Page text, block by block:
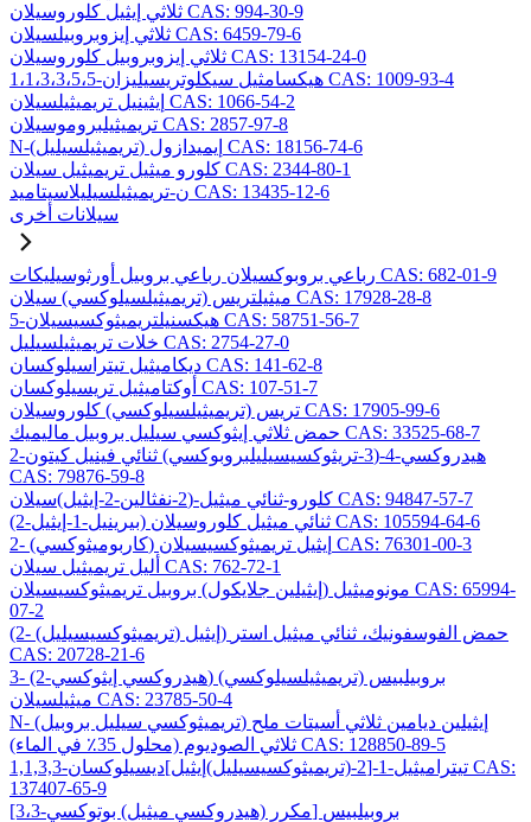
ثلاثي إيثيل كلوروسيلان CAS: 994-30-9
ثلاثي إيزوبروبيلسيلان CAS: 6459-79-6
ثلاثي إيزوبروبيل كلوروسيلان CAS: 13154-24-0
1،1،3،3،5،5-هيكسامثيل سيكلوتريسيليزان CAS: 1009-93-4
إيثينيل تريميثيلسيلان CAS: 1066-54-2
تريميثيلبروموسيلان CAS: 2857-97-8
N-(تريميثيلسيليل) إيميدازول CAS: 18156-74-6
كلورو ميثيل تريميثيل سيلان CAS: 2344-80-1
ن-تريميثيلسيليلاسيتاميد CAS: 13435-12-6
سيلانات أخرى
رباعي بروبوكسيلان رباعي بروبيل أورثوسيليكات CAS: 682-01-9
ميثيلتريس (تريميثيلسيلوكسي) سيلان CAS: 17928-28-8
5-هيكسنيلتريميثوكسيسيلان CAS: 58751-56-7
خلات تريميثيلسيليل CAS: 2754-27-0
ديكاميثيل تيتراسيلوكسان CAS: 141-62-8
أوكتاميثيل تريسيلوكسان CAS: 107-51-7
تريس (تريميثيلسيلوكسي) كلوروسيلان CAS: 17905-99-6
حمض ثلاثي إيثوكسي سيليل بروبيل ماليميك CAS: 33525-68-7
2-هيدروكسي-4-(3-تريثوكسيسيليلبروبوكسي) ثنائي فينيل كيتون
CAS: 79876-59-8
كلورو-ثنائي ميثيل-(2-نفثالين-2-إيثيل)سيلان CAS: 94847-57-7
(2-بيرينيل-1-إيثيل) ثنائي ميثيل كلوروسيلان CAS: 105594-64-6
2- (كاربوميثوكسي) إيثيل تريميثوكسيسيلان CAS: 76301-00-3
أليل تريميثيل سيلان CAS: 762-72-1
مونوميثيل (إيثيلين جلايكول) بروبيل تريميثوكسيسيلان CAS: 65994-
07-2
(2- (تريميثوكسيسيليل) إيثيل) حمض الفوسفونيك، ثنائي ميثيل استر
CAS: 20728-21-6
3- (2-هيدروكسي إيثوكسي) بروبيلبيس (تريميثيلسيلوكسي)
ميثيلسيلان CAS: 23785-50-4
N- (تريميثوكسي سيليل بروبيل) إيثيلين ديامين ثلاثي أسيتات ملح
ثلاثي الصوديوم (محلول 35٪ في الماء) CAS: 128850-89-5
1,1,3,3-تيتراميثيل-1-[2-(تريميثوكسيسيليل)إيثيل]ديسيلوكسان CAS:
137407-65-9
[3،3-مكرر (هيدروكسي ميثيل) بوتوكسي] بروبيلبيس